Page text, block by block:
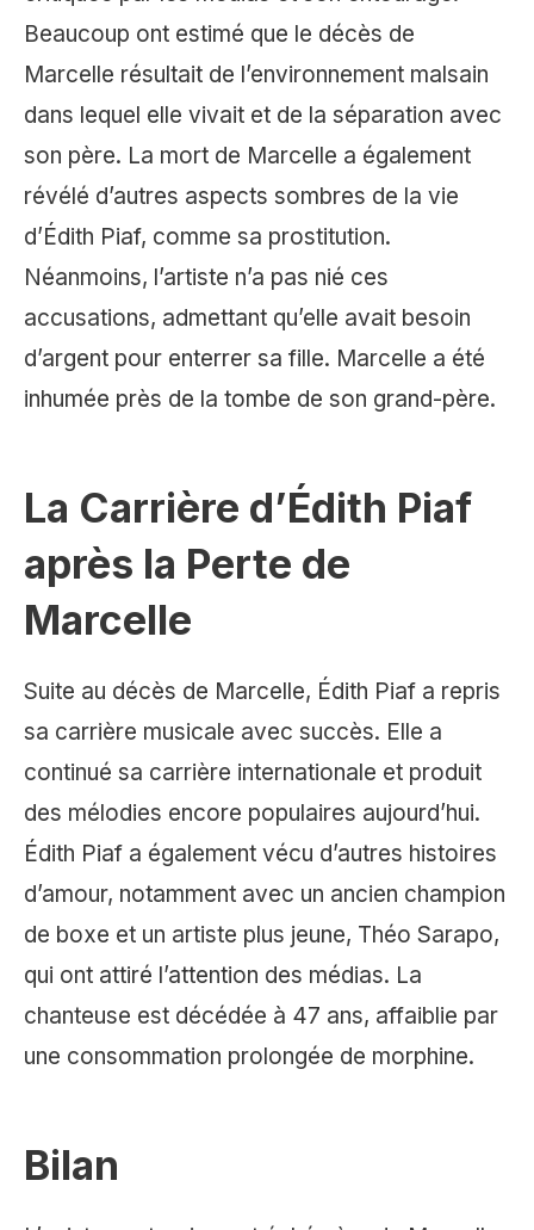
Beaucoup ont estimé que le décès de
Marcelle résultait de l’environnement malsain
dans lequel elle vivait et de la séparation avec
son père. La mort de Marcelle a également
révélé d’autres aspects sombres de la vie
d’Édith Piaf, comme sa prostitution.
Néanmoins, l’artiste n’a pas nié ces
accusations, admettant qu’elle avait besoin
d’argent pour enterrer sa fille. Marcelle a été
inhumée près de la tombe de son grand-père.
La Carrière d’Édith Piaf
après la Perte de
Marcelle
Suite au décès de Marcelle, Édith Piaf a repris
sa carrière musicale avec succès. Elle a
continué sa carrière internationale et produit
des mélodies encore populaires aujourd’hui.
Édith Piaf a également vécu d’autres histoires
d’amour, notamment avec un ancien champion
de boxe et un artiste plus jeune, Théo Sarapo,
qui ont attiré l’attention des médias. La
chanteuse est décédée à 47 ans, affaiblie par
une consommation prolongée de morphine.
Bilan